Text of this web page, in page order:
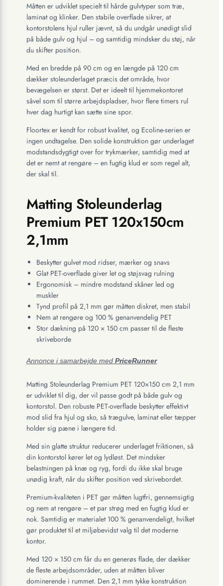
Måtten er udviklet specielt til hårde gulvtyper som træ,
laminat og klinker. Den stabile overflade sikrer, at
kontorstolens hjul ruller jævnt, så du undgår unødigt slid
på både gulv og hjul – og samtidig mindsker du støj, når
du skifter position.
Med en bredde på 90 cm og en længde på 120 cm
dækker stoleunderlaget præcis det område, hvor
bevægelsen er størst. Det er ideelt til hjemmekontoret
såvel som til større arbejdspladser, hvor flere timers rul
hver dag hurtigt kan sætte sine spor.
Floortex er kendt for robust kvalitet, og Ecoline-serien er
ingen undtagelse. Den solide konstruktion gør underlaget
modstandsdygtigt over for trykmærker, samtidig med at
det er nemt at rengøre – en fugtig klud er som regel alt,
der skal til.
Matting Stoleunderlag
Premium PET 120x150cm
2,1mm
Beskytter gulvet mod ridser, mærker og snavs
Glat PET-overflade giver let og støjsvag rulning
Ergonomisk – mindre modstand skåner led og
muskler
Tynd profil på 2,1 mm gør måtten diskret, men stabil
Nem at rengøre og 100 % genanvendelig PET
Stor dækning på 120 × 150 cm passer til de fleste
skriveborde
Annonce i samarbejde med PriceRunner
Matting Stoleunderlag Premium PET 120×150 cm 2,1 mm
er udviklet til dig, der vil passe godt på både gulv og
kontorstol. Den robuste PET-overflade beskytter effektivt
mod slid fra hjul og sko, så trægulve, laminat eller tæpper
holder sig pæne i længere tid.
Med sin glatte struktur reducerer underlaget friktionen, så
din kontorstol kører let og lydløst. Det mindsker
belastningen på knæ og ryg, fordi du ikke skal bruge
unødig kraft, når du skifter position ved skrivebordet.
Premium-kvaliteten i PET gør måtten lugtfri, gennemsigtig
og nem at rengøre – et par strøg med en fugtig klud er
nok. Samtidig er materialet 100 % genanvendeligt, hvilket
gør produktet til et miljøbevidst valg til det moderne
kontor.
Med 120 × 150 cm får du en generøs flade, der dækker
de fleste arbejdsområder, uden at måtten bliver
dominerende i rummet. Den 2,1 mm tykke konstruktion